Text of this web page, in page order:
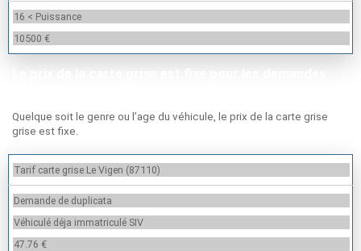
16 < Puissance
10500 €
Quelque soit le genre ou l’age du véhicule, le prix de la carte grise
grise est fixe.
Tarif carte grise Le Vigen (87110)
Demande de duplicata
Véhiculé déja immatriculé SIV
47.76 €